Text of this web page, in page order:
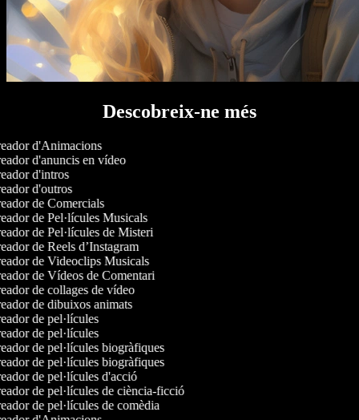
Descobreix-ne més
d'Animacions
d'anuncis en vídeo
d'intros
d'outros
de Comercials
de Pel·lícules Musicals
de Pel·lícules de Misteri
de Reels d’Instagram
de Videoclips Musicals
de Vídeos de Comentari
de collages de vídeo
de dibuixos animats
de pel·lícules
de pel·lícules
de pel·lícules biogràfiques
de pel·lícules biogràfiques
de pel·lícules d'acció
de pel·lícules de ciència-ficció
de pel·lícules de comèdia